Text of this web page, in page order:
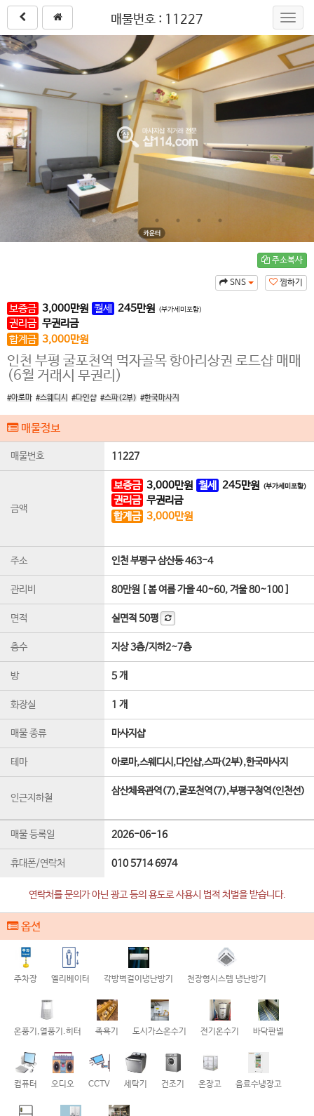
매물번호 : 11227
주소복사
찜하기
SNS
보증금 3,000만원 월세 245만원 (부가세미포함)
권리금 무권리금
합계금 3,000만원
인천 부평 굴포천역 먹자골목 항아리상권 로드샵 매매
(6월 거래시 무권리)
#아로마 #스웨디시 #다인샵 #스파(2부) #한국마사지
매물정보
매물번호 11227
금액
보증금 3,000만원 월세 245만원 (부가세미포함)
권리금 무권리금
합계금 3,000만원
주소 인천 부평구 삼산동 463-4
관리비 80만원 [ 봄 여름 가을 40~60, 겨울 80~100 ]
면적 실면적50평
층수 지상 3층/지하2~7층
방 5 개
화장실 1 개
매물 종류 마사지샵
테마 아로마,스웨디시,다인샵,스파(2부),한국마사지
인근지하철
삼산체육관역(7),굴포천역(7),부평구청역(인천선)
매물 등록일 2026-06-16
휴대폰/연락처 010 5714 6974
연락처를 문의가 아닌 광고 등의 용도로 사용시 법적 처벌을 받습니다.
옵션
주차장 엘리베이터 각방벽걸이냉난방기 천장형시스템 냉난방기
온풍기,열풍기.히터 족욕기 도시가스온수기 전기온수기 바닥판넬
컴퓨터 오디오 CCTV 세탁기 건조기 온장고 음료수냉장고